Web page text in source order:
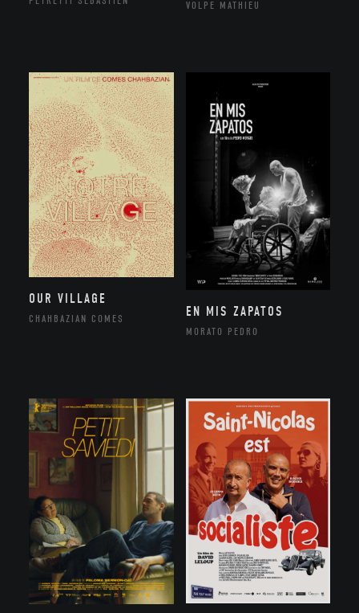
VOLPE MATHIEU
OUR VILLAGE
CHAHBAZIAN COMES
EN MIS ZAPATOS
MORATO PEDRO